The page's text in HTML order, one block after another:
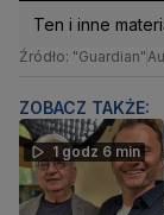
Ten i inne
Źródło: "Guardian"
ZOBACZ TAKŻE:
1 godz 6 min